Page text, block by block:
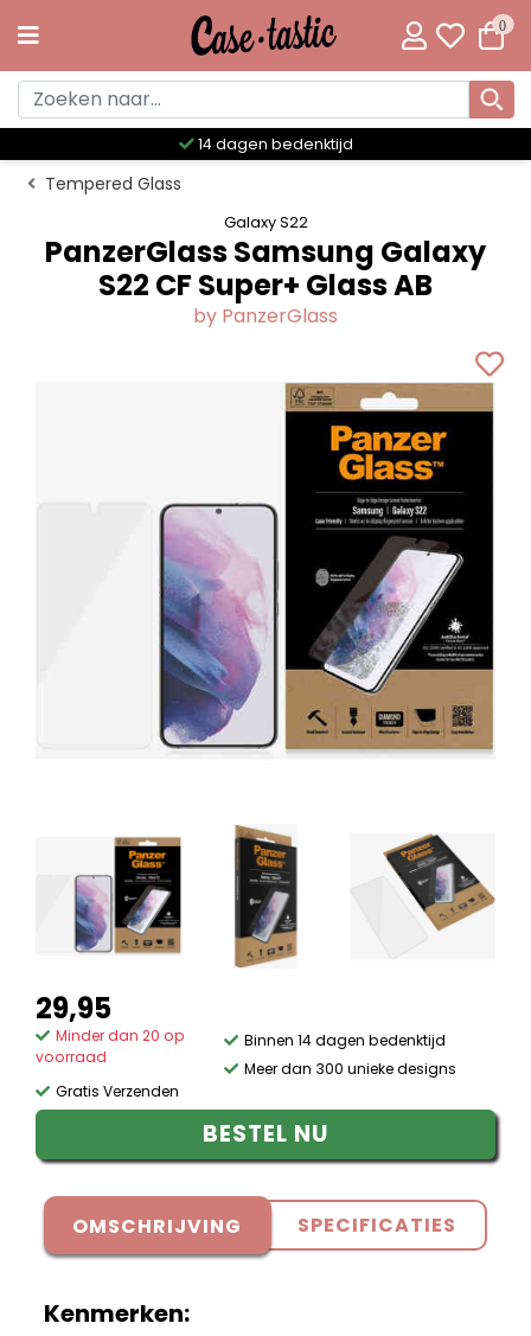
0
Meer dan 300 unieke designs
Tempered Glass
Galaxy S22
PanzerGlass Samsung Galaxy
S22 CF Super+ Glass AB
by PanzerGlass
29,95
Minder dan 20 op
voorraad
Gratis Verzenden
Binnen 14 dagen bedenktijd
Meer dan 300 unieke designs
BESTEL NU
OMSCHRIJVING SPECIFICATIES
Kenmerken: